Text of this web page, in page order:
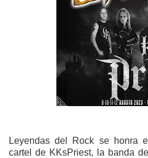
Leyendas del Rock se honra
cartel de KKsPriest, la banda